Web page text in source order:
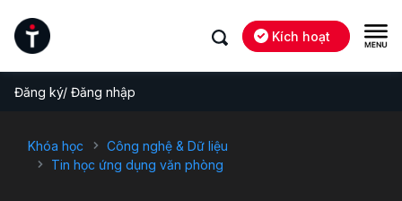
Kích hoạt
Đăng ký/ Đăng nhập
Khóa học
Công nghệ & Dữ liệu
Tin học ứng dụng văn phòng